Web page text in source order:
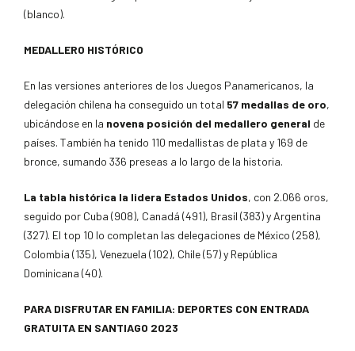
(blanco).
MEDALLERO HISTÓRICO
En las versiones anteriores de los Juegos Panamericanos, la
delegación chilena ha conseguido un total 57 medallas de oro,
ubicándose en la novena posición del medallero general de
países. También ha tenido 110 medallistas de plata y 169 de
bronce, sumando 336 preseas a lo largo de la historia.
La tabla histórica la lidera Estados Unidos, con 2.066 oros,
seguido por Cuba (908), Canadá (491), Brasil (383) y Argentina
(327). El top 10 lo completan las delegaciones de México (258),
Colombia (135), Venezuela (102), Chile (57) y República
Dominicana (40).
PARA DISFRUTAR EN FAMILIA: DEPORTES CON ENTRADA
GRATUITA EN SANTIAGO 2023